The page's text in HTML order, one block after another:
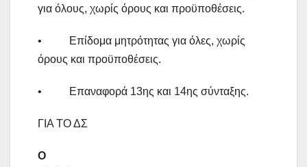
για όλους, χωρίς όρους και προϋποθέσεις.
• Επίδομα μητρότητας για όλες, χωρίς
όρους και προϋποθέσεις.
• Επαναφορά 13ης και 14ης σύνταξης.
ΓΙΑ ΤΟ ΔΣ
Ο